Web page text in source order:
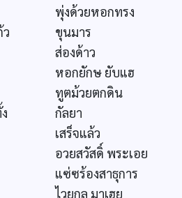
พุ่งด้วยหอกทรง
ขุนมาร
ส่องด้าว
หอกยักษ ยับแฮ
ทูตม้วยตกดิน
กัลยา
เสร็จแล้ว
อวยสวัสดิ์ พระเอย
แซ่ซร้องสาธุการ
ไวยกูล มาเฮย